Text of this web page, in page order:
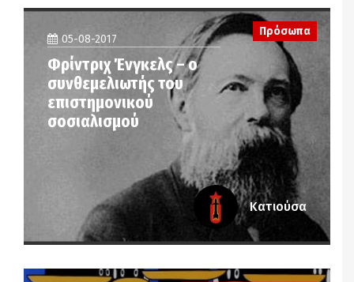
05-08-2017
Φρίντριχ Ένγκελς – ο
συνθεμελιωτής του
επιστημονικού
σοσιαλισμού
Πρόσωπα
Κατιούσα